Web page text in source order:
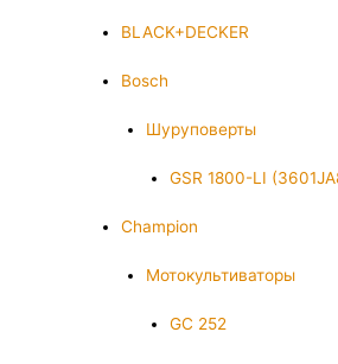
BLACK+DECKER
Bosch
Шуруповерты
GSR 1800-LI
Champion
Мотокультиваторы
GC 252